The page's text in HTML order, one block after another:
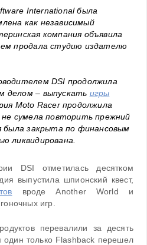
International была
как независимый
компания объявила
продала студию издателю
DSI продолжила
делом – выпускать игры
Moto Racer продолжила
не сумела повторить прежний
была закрыта по финансовым
ликвидирована.
DSI отметилась десятком
выпустила шпионский квест,
вроде Another World и
игр.
перевалили за десять
только Flashback перешел